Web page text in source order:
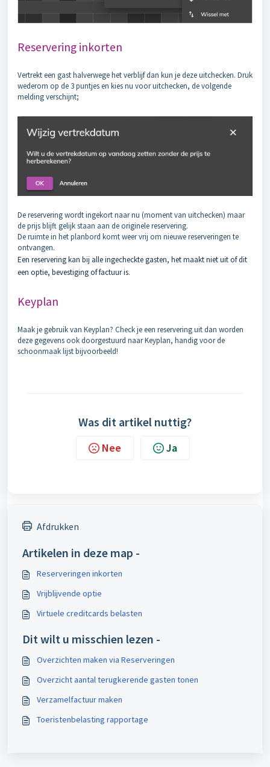
Reservering inkorten
Vertrekt een gast halverwege het verblijf dan kun je deze uitchecken. Druk
wederom op de 3 puntjes en kies nu voor uitchecken, de volgende
melding verschijnt;
De reservering wordt ingekort naar nu (moment van uitchecken) maar
de prijs blijft gelijk staan aan de originele reservering.
De ruimte in het planbord komt weer vrij om nieuwe reserveringen te
ontvangen.
Een reservering kan bij alle ingecheckte gasten, het maakt niet uit of dit
een optie, bevestiging of factuur is.
Keyplan
Maak je gebruik van Keyplan? Check je een reservering uit dan worden
deze gegevens ook doorgestuurd naar Keyplan, handig voor de
schoonmaak lijst bijvoorbeeld!
Was dit artikel nuttig?
Nee Ja
Afdrukken
Artikelen in deze map -
Reserveringen inkorten
Vrijblijvende optie
Virtuele creditcards belasten
Dit wilt u misschien lezen -
Overzichten maken via Reserveringen
Overzicht aantal terugkerende gasten tonen
Verzamelfactuur maken
Toeristenbelasting rapportage